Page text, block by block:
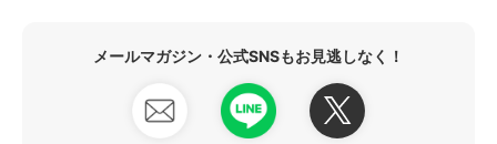
メールマガジン・公式SNSもお見逃しなく！